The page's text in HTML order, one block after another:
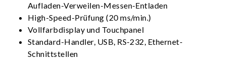
Aufladen-Verweilen-Messen-Entladen
High-Speed-Prüfung (20 ms/min.)
Vollfarbdisplay und Touchpanel
Standard-Handler, USB, RS-232, Ethernet-
Schnittstellen